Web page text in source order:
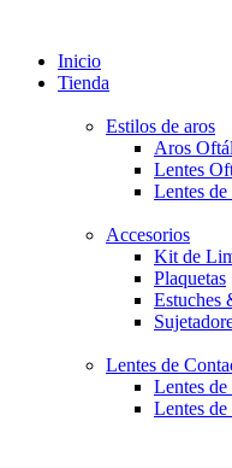
Inicio
Tienda
Estilos de aros
Aros
Lentes
Lentes de
Accesorios
Kit de
Plaquetas
Estuches
Lentes de
Lentes
Lentes de